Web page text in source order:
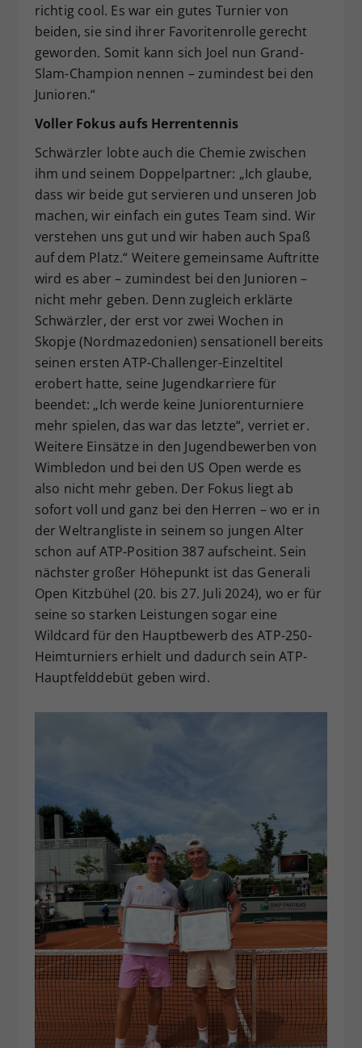
richtig cool. Es war ein gutes Turnier von
beiden, sie sind ihrer Favoritenrolle gerecht
geworden. Somit kann sich Joel nun Grand-
Slam-Champion nennen – zumindest bei den
Junioren.“
Voller Fokus aufs Herrentennis
Schwärzler lobte auch die Chemie zwischen
ihm und seinem Doppelpartner: „Ich glaube,
dass wir beide gut servieren und unseren Job
machen, wir einfach ein gutes Team sind. Wir
verstehen uns gut und wir haben auch Spaß
auf dem Platz.“ Weitere gemeinsame Auftritte
wird es aber – zumindest bei den Junioren –
nicht mehr geben. Denn zugleich erklärte
Schwärzler, der erst vor zwei Wochen in
Skopje (Nordmazedonien) sensationell bereits
seinen ersten ATP-Challenger-Einzeltitel
erobert hatte, seine Jugendkarriere für
beendet: „Ich werde keine Juniorenturniere
mehr spielen, das war das letzte“, verriet er.
Weitere Einsätze in den Jugendbewerben von
Wimbledon und bei den US Open werde es
also nicht mehr geben. Der Fokus liegt ab
sofort voll und ganz bei den Herren – wo er in
der Weltrangliste in seinem so jungen Alter
schon auf ATP-Position 387 aufscheint. Sein
nächster großer Höhepunkt ist das Generali
Open Kitzbühel (20. bis 27. Juli 2024), wo er für
seine so starken Leistungen sogar eine
Wildcard für den Hauptbewerb des ATP-250-
Heimturniers erhielt und dadurch sein ATP-
Hauptfelddebüt geben wird.